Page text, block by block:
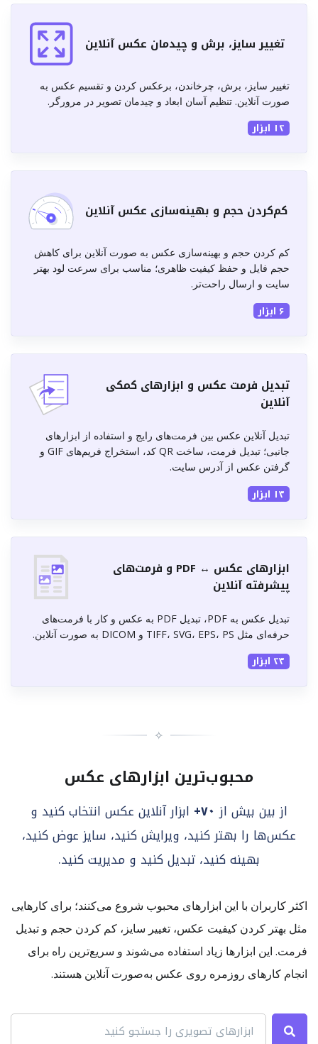
تغییر سایز، برش و چیدمان عکس آنلاین
تغییر سایز، برش، چرخاندن، برعکس کردن و تقسیم عکس به
صورت آنلاین. تنظیم آسان ابعاد و چیدمان تصویر در مرورگر.
۱۲ ابزار
کم‌کردن حجم و بهینه‌سازی عکس آنلاین
کم کردن حجم و بهینه‌سازی عکس به صورت آنلاین برای کاهش
حجم فایل و حفظ کیفیت ظاهری؛ مناسب برای سرعت لود بهتر
سایت و ارسال راحت‌تر.
۶ ابزار
تبدیل فرمت عکس و ابزارهای کمکی
آنلاین
تبدیل آنلاین عکس بین فرمت‌های رایج و استفاده از ابزارهای
جانبی؛ تبدیل فرمت، ساخت QR کد، استخراج فریم‌های GIF و
گرفتن عکس از آدرس سایت.
۱۳ ابزار
ابزارهای عکس ↔ PDF و فرمت‌های
پیشرفته آنلاین
تبدیل عکس به PDF، تبدیل PDF به عکس و کار با فرمت‌های
حرفه‌ای مثل TIFF، SVG، EPS، PS و DICOM به صورت آنلاین.
۲۳ ابزار
✧
محبوب‌ترین ابزارهای عکس
از بین بیش از ۷۰+ ابزار آنلاین عکس انتخاب کنید و
عکس‌ها را بهتر کنید، ویرایش کنید، سایز عوض کنید،
بهینه کنید، تبدیل کنید و مدیریت کنید.
اکثر کاربران با این ابزارهای محبوب شروع می‌کنند؛ برای کارهایی
مثل بهتر کردن کیفیت عکس، تغییر سایز، کم کردن حجم و تبدیل
فرمت. این ابزارها زیاد استفاده می‌شوند و سریع‌ترین راه برای
انجام کارهای روزمره روی عکس به‌صورت آنلاین هستند.